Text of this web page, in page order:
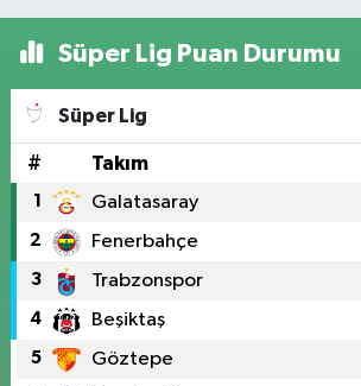
Süper Lig Puan Durumu
Süper Lig
# Takım
1 Galatasaray
2 Fenerbahçe
3 Trabzonspor
4 Beşiktaş
5 Göztepe